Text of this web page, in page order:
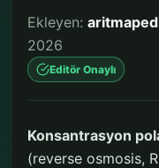
Ekleyen:
2026
Editör Onaylı
Konsantrasyon
(reverse osmosis,